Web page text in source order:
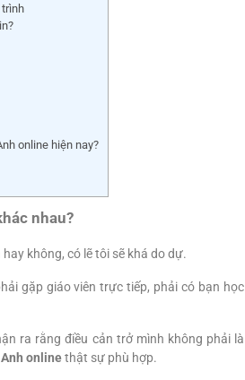
online hiện nay?
nhau?
không, có lẽ tôi sẽ khá do dự.
gặp giáo viên trực tiếp, phải có bạn học
ra rằng điều cản trở mình không phải là
onlinethật sự phù hợp.